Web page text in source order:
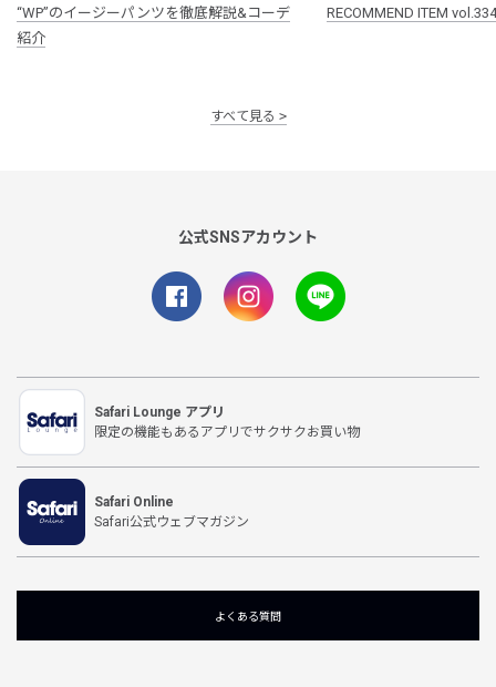
“WP”のイージーパンツを徹底解説&コーデ
紹介
RECOMMEND ITEM vol.334
すべて見る
公式SNSアカウント
Safari Lounge アプリ
限定の機能もあるアプリでサクサクお買い物
Safari Online
Safari公式ウェブマガジン
よくある質問